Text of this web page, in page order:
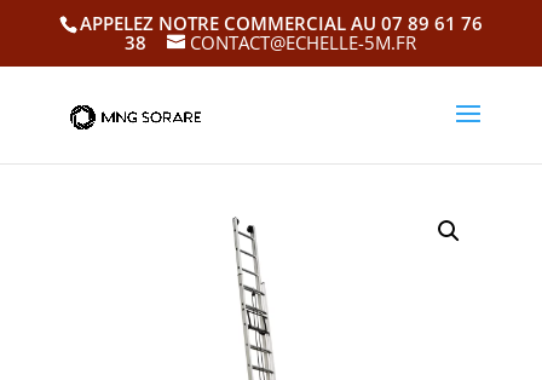
APPELEZ NOTRE COMMERCIAL AU 07 89 61 76
38
CONTACT@ECHELLE-5M.FR